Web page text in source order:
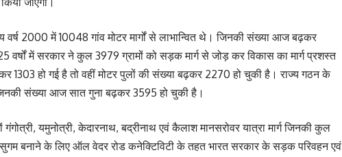
वर्ष 2000 में 10048 गांव मोटर मार्गों से लाभान्वित थे। जिनकी संख्या आज बढ़कर
वर्षों में सरकार ने कुल 3979 ग्रामों को सड़क मार्ग से जोड़ कर विकास का मार्ग प्रशस्त
हो गई है तो वहीं मोटर पुलों की संख्या बढ़कर 2270 हो चुकी है। राज्य गठन के
संख्या आज सात गुना बढ़कर 3595 हो चुकी है।
गंगोत्री, यमुनोत्री, केदारनाथ, बद्रीनाथ एवं कैलाश मानसरोवर यात्रा मार्ग जिनकी कुल
सुगम बनाने के लिए ऑल वेदर रोड कनेक्टिविटी के तहत भारत सरकार के सड़क परिवहन एवं